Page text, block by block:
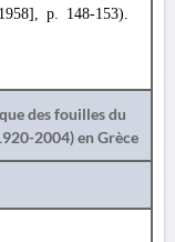
p. 148-153).
des fouilles du
2004) en Grèce